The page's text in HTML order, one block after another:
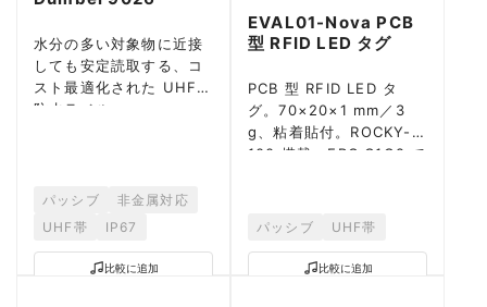
水分の多い対象物に近接
しても安定読取する、コ
スト最適化された UHF
防水ラベル。
パッシブ
非金属対応
UHF帯
IP67
比較に追加
EVAL01-Nova PCB
型 RFID LED タグ
PCB 型 RFID LED タ
グ。70×20×1 mm／3
g、粘着貼付。ROCKY-
100 搭載、EPC C1G2 で
応。
パッシブ UHF帯
比較に追加